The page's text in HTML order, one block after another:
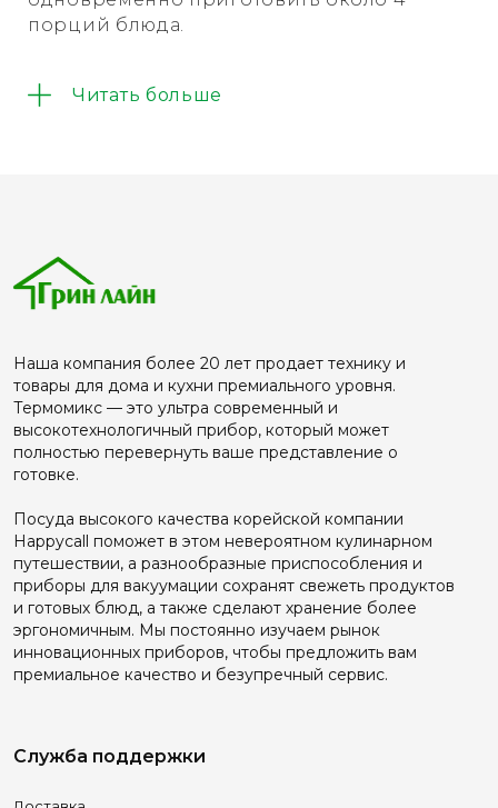
порций блюда.
Нижний уровень приставки Варома для
Читать больше
Наша компания более 20 лет продает технику и
товары для дома и кухни премиального уровня.
Термомикс — это ультра современный и
высокотехнологичный прибор, который может
полностью перевернуть ваше представление о
готовке.
Посуда высокого качества корейской компании
Happyсall поможет в этом невероятном кулинарном
путешествии, а разнообразные приспособления и
приборы для вакуумации сохранят свежеть продуктов
и готовых блюд, а также сделают хранение более
эргономичным. Мы постоянно изучаем рынок
инновационных приборов, чтобы предложить вам
премиальное качество и безупречный сервис.
Служба поддержки